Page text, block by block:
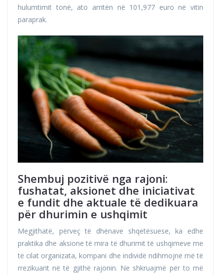
hulumtimit tonë, ato arritën në 101,977 euro në vitin
paraprak.
Shembuj pozitivë nga rajoni:
fushatat, aksionet dhe iniciativat
e fundit dhe aktuale të dedikuara
për dhurimin e ushqimit
Megjithatë, përveç të dhënave shqetësuese, ka edhe
praktika dhe aksione të mira të dhurimit të ushqimeve me
të cilat organizata, kompani dhe individë ndihmojnë më të
rrezikuarit në të gjithë rajonin. Ne shkruajmë për to më